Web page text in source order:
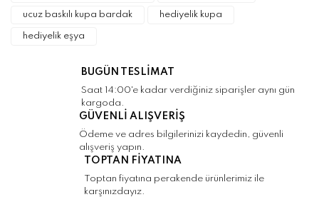
Ürün bilgilerinde hatalar bulunuyor.
Ürün fiyatı diğer sitelerden daha pahalı.
Gönder
ucuz baskılı kupa bardak hediyelik kupa
hediyelik eşya
BUGÜN TESLİMAT
Saat 14:00'e kadar verdiğiniz siparişler aynı gün
kargoda.
GÜVENLİ ALIŞVERİŞ
Ödeme ve adres bilgilerinizi kaydedin, güvenli
alışveriş yapın.
TOPTAN FİYATINA
Toptan fiyatına perakende ürünlerimiz ile
karşınızdayız.